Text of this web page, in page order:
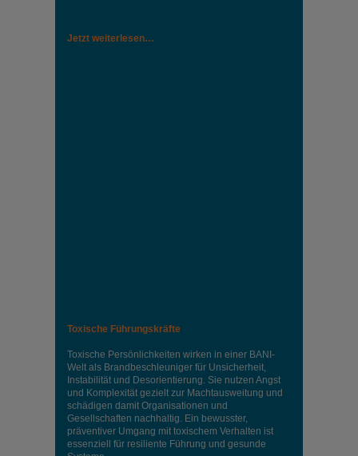
Jetzt weiterlesen…
Toxische Führungskräfte
Toxische Persönlichkeiten wirken in einer BANI-
Welt als Brandbeschleuniger für Unsicherheit,
Instabilität und Desorientierung. Sie nutzen Angst
und Komplexität gezielt zur Machtausweitung und
schädigen damit Organisationen und
Gesellschaften nachhaltig. Ein bewusster,
präventiver Umgang mit toxischem Verhalten ist
essenziell für resiliente Führung und gesunde